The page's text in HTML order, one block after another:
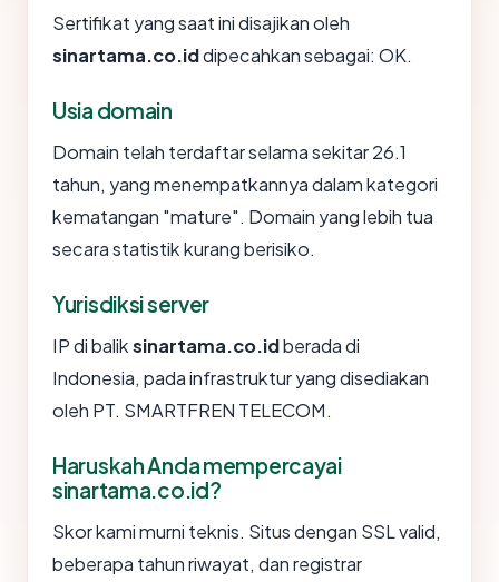
Sertifikat yang saat ini disajikan oleh
sinartama.co.iddipecahkan sebagai: OK.
Usia domain
Domain telah terdaftar selama sekitar 26.1
tahun, yang menempatkannya dalam kategori
kematangan "mature". Domain yang lebih tua
secara statistik kurang berisiko.
Yurisdiksi server
IP di baliksinartama.co.idberada di
Indonesia, pada infrastruktur yang disediakan
oleh PT. SMARTFREN TELECOM.
Haruskah Anda mempercayai
sinartama.co.id?
Skor kami murni teknis. Situs dengan SSL valid,
beberapa tahun riwayat, dan registrar